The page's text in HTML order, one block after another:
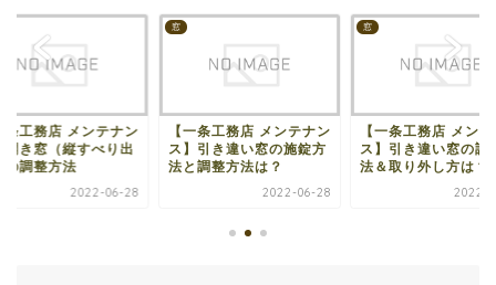
条工務店 メンテナン
開き窓（縦すべり出
の調整方法
2022-06-28
窓
【一条工務店 メンテナン
ス】引き違い窓の施錠方
法と調整方法は？
2022-06-28
窓
【一条工務店 メン
ス】引き違い窓の調
法＆取り外し方は？
2022-